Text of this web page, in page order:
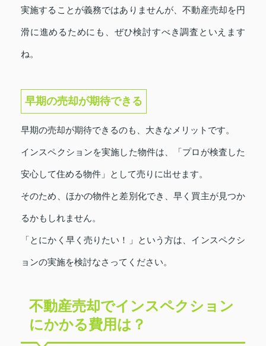
実施することが義務ではありませんが、不動産売却を円
滑に進めるためにも、ぜひ検討すべき調査といえます
ね。
早期の売却が期待できる
早期の売却が期待できるのも、大きなメリットです。
インスペクションを実施した物件は、「プロが検査した
安心して住める物件」として売りに出せます。
そのため、ほかの物件と差別化でき、早く買主が見つか
るかもしれません。
「とにかく早く売りたい！」という方は、インスペクシ
ョンの実施を検討なさってください。
不動産売却でインスペクション
にかかる費用は？